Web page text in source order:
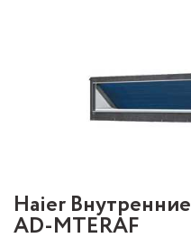
Haier
AD-MTERAF